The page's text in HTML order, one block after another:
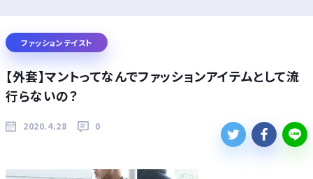
ファッションテイスト
【外套】マントってなんでファッションアイテムとして流
行らないの？
2020.4.28 0